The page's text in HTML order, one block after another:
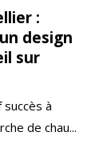
:
design
sur
à
de chau...